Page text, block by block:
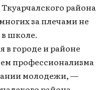
района
за плечами не
школе.
в городе и районе
профессионализма
молодежи, —